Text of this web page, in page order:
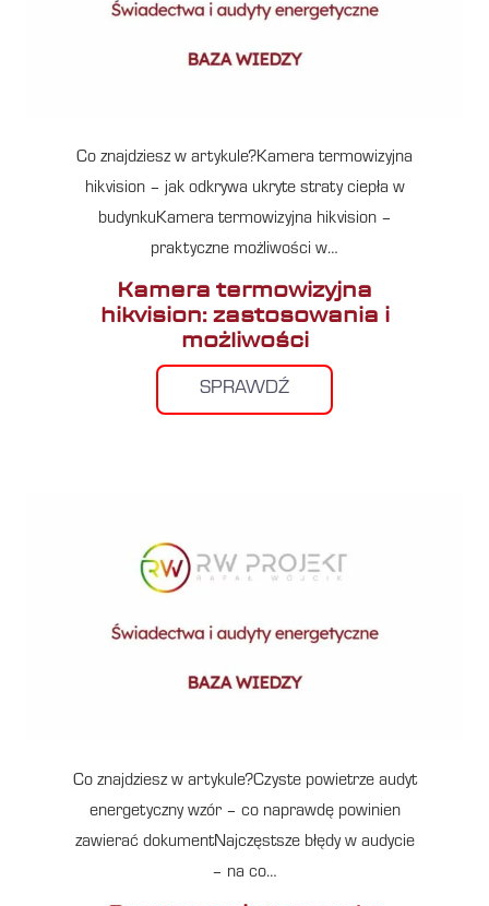
Co znajdziesz w artykule?Kamera termowizyjna
hikvision – jak odkrywa ukryte straty ciepła w
budynkuKamera termowizyjna hikvision –
praktyczne możliwości w…
Kamera termowizyjna
hikvision: zastosowania i
możliwości
SPRAWDŹ
Co znajdziesz w artykule?Czyste powietrze audyt
energetyczny wzór – co naprawdę powinien
zawierać dokumentNajczęstsze błędy w audycie
– na co…